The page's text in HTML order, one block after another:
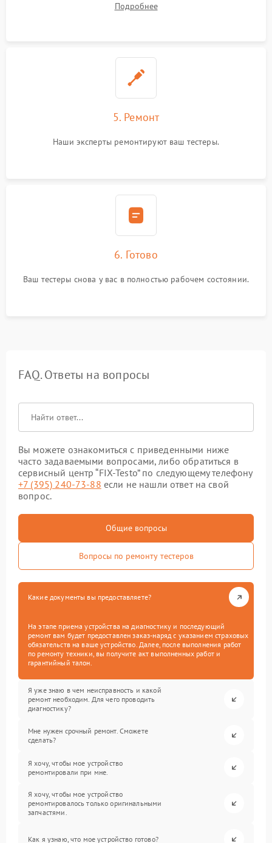
Подробнее
5. Ремонт
Наши эксперты ремонтируют ваш тестеры.
6. Готово
Ваш тестеры снова у вас в полностью рабочем состоянии.
FAQ. Ответы на вопросы
Вы можете ознакомиться с приведенными ниже
часто задаваемыми вопросами, либо обратиться в
сервисный центр “FIX-Testo” по следующему телефону
+7 (395) 240-73-88 если не нашли ответ на свой
вопрос.
Общие вопросы
Вопросы по ремонту тестеров
Какие документы вы предоставляете?
На этапе приема устройства на диагностику и последующий
ремонт вам будет предоставлен заказ-наряд с указанием страховых
обязательств на ваше устройство. Далее, после выполнения работ
по ремонту техники, вы получите акт выполненных работ и
гарантийный талон.
Я уже знаю в чем неисправность и какой
ремонт необходим. Для чего проводить
диагностику?
Мне нужен срочный ремонт. Сможете
сделать?
Я хочу, чтобы мое устройство
ремонтировали при мне.
Я хочу, чтобы мое устройство
ремонтировалось только оригинальными
запчастями.
Как я узнаю, что мое устройство готово?